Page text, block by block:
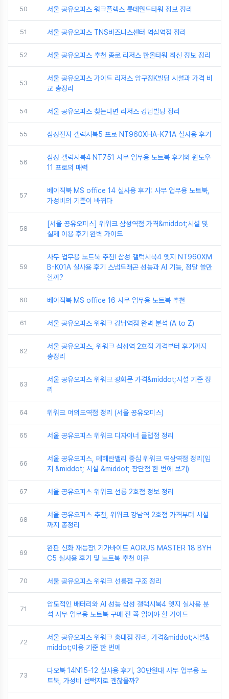
50 서울 공유오피스 워크플렉스 롯데월드타워 정보 정리
51 서울 공유오피스 TNS비즈니스센터 역삼역점 정리
52 서울 공유오피스 추천 종로 리저스 한올타워 최신 정보 정리
53
서울 공유오피스 가이드 리저스 압구정K빌딩 시설과 가격 비
교 총정리
54 서울 공유오피스 찾는다면 리저스 강남빌딩 정리
55 삼성전자 갤럭시북5 프로 NT960XHA-K71A 실사용 후기
56
삼성 갤럭시북4 NT751 사무 업무용 노트북 후기와 윈도우
11 프로의 매력
57
베이직북 MS office 14 실사용 후기: 사무 업무용 노트북,
가성비의 기준이 바뀌다
58
[서울 공유오피스] 위워크 삼성역점 가격&middot;시설 및
실제 이용 후기 완벽 가이드
59
사무 업무용 노트북 추천! 삼성 갤럭시북4 엣지 NT960XM
B-K01A 실사용 후기 스냅드래곤 성능과 AI 기능, 정말 쓸만
할까?
60 베이직북 MS office 16 사무 업무용 노트북 추천
61 서울 공유오피스 위워크 강남역점 완벽 분석 (A to Z)
62
서울 공유오피스, 위워크 삼성역 2호점 가격부터 후기까지
총정리
63
서울 공유오피스 위워크 광화문 가격&middot;시설 기준 정
리
64 위워크 여의도역점 정리 (서울 공유오피스)
65 서울 공유오피스 위워크 디자이너 클럽점 정리
66
서울 공유오피스, 테헤란밸리 중심 위워크 역삼역점 정리(입
지 &middot; 시설 &middot; 장단점 한 번에 보기)
67 서울 공유오피스 위워크 선릉 2호점 정보 정리
68
서울 공유오피스 추천, 위워크 강남역 2호점 가격부터 시설
까지 총정리
69
완판 신화 재등장! 기가바이트 AORUS MASTER 18 BYH
C5 실사용 후기 및 노트북 추천 이유
70 서울 공유오피스 위워크 선릉점 구조 정리
71
압도적인 배터리와 AI 성능 삼성 갤럭시북4 엣지 실사용 분
석 사무 업무용 노트북 구매 전 꼭 읽어야 할 가이드
72
서울 공유오피스 위워크 홍대점 정리, 가격&middot;시설&
middot;이용 기준 한 번에
73
다오북 14N15-12 실사용 후기, 30만원대 사무 업무용 노
트북, 가성비 선택지로 괜찮을까?